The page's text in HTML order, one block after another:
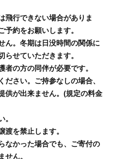
飛行できない場合がありま
約をお願いします。
ん。冬期は日没時間の関係に
らせていただきます。
者の方の同伴が必要です。
ださい。ご持参なしの場合、
供が出来ません。(規定の料金
。
渡を禁止します。
なかった場合でも、ご寄付の
せん。